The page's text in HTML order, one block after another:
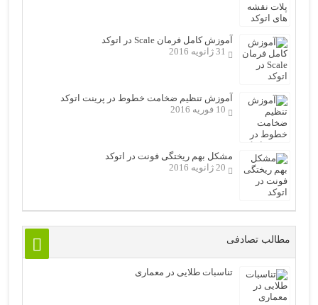
آموزش کامل فرمان Scale در اتوکد
31 ژانویه 2016
آموزش تنظیم ضخامت خطوط در پرینت اتوکد
10 فوریه 2016
مشکل بهم ریختگی فونت در اتوکد
20 ژانویه 2016
مطالب تصادفی
تناسبات طلایی در معماری